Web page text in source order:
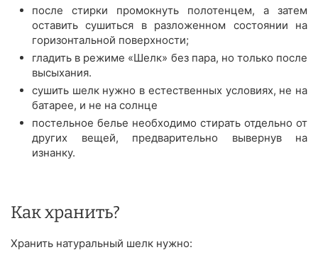
после стирки промокнуть полотенцем, а затем
оставить сушиться в разложенном состоянии на
горизонтальной поверхности;
гладить в режиме «Шелк» без пара, но только после
высыхания.
сушить шелк нужно в естественных условиях, не на
батарее, и не на солнце
постельное белье необходимо стирать отдельно от
других вещей, предварительно вывернув на
изнанку.
Как хранить?
Хранить натуральный шелк нужно: